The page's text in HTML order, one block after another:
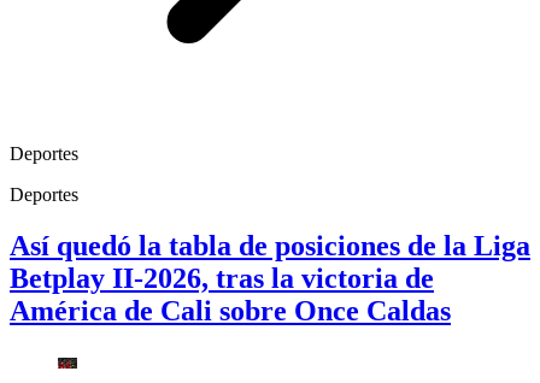
Deportes
Deportes
Así quedó la tabla de posiciones de la Liga
Betplay II-2026, tras la victoria de
América de Cali sobre Once Caldas